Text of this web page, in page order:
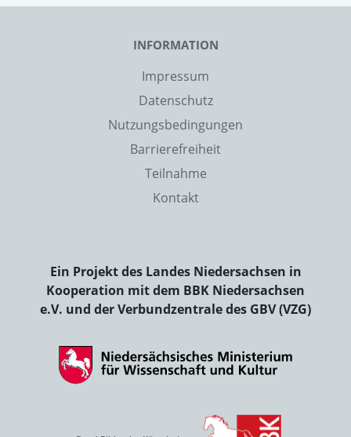
INFORMATION
Impressum
Datenschutz
Nutzungsbedingungen
Barrierefreiheit
Teilnahme
Kontakt
Ein Projekt des Landes Niedersachsen in
Kooperation mit dem BBK Niedersachsen
e.V. und der Verbundzentrale des GBV (VZG)